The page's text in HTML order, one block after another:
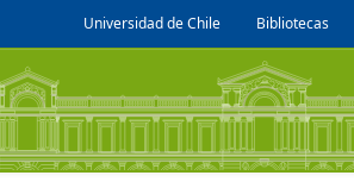
Universidad de Chile Bibliotecas